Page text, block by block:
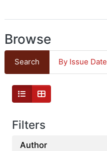
Browse
Search By Issue Date
Filters
Author